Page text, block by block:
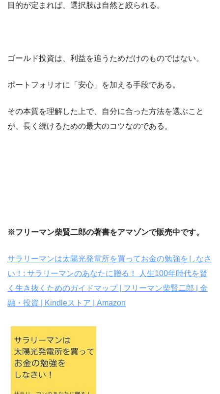
目的が定まれば、選択肢は自然と絞られる。
ゴールド投資は、利益を追うためだけのものではない。
ポートフォリオに「安心」を加える手段である。
その本質を理解した上で、自分に合った方法を選ぶこと
が、長く続けるための最大のコツなのである。
※フリーマン柴賢二郎の著書をアマゾンで販売中です。
サラリーマンは太陽光発電所を買ってお金の勉強をしなさ
い！: サラリーマンのあなたに贈る！ 人生100年時代を賢
く生き抜くためのガイドマップ | フリーマン柴賢二郎 | 金
融・投資 | Kindleストア | Amazon